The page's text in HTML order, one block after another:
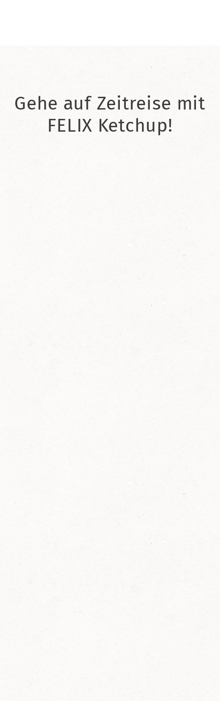
Gehe auf Zeitreise mit
FELIX Ketchup!